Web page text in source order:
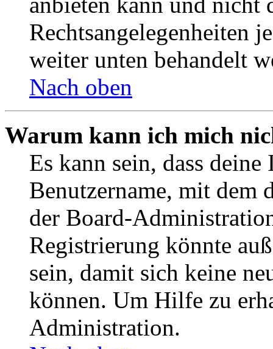
Rechtsangelegenheiten
weiter unten behandelt
Nach oben
Warum kann ich mich
Es kann sein, dass
Benutzername, mit dem
der Board-
Registrierung könnte
sein, damit sich keine
können. Um Hilfe zu
Administration.